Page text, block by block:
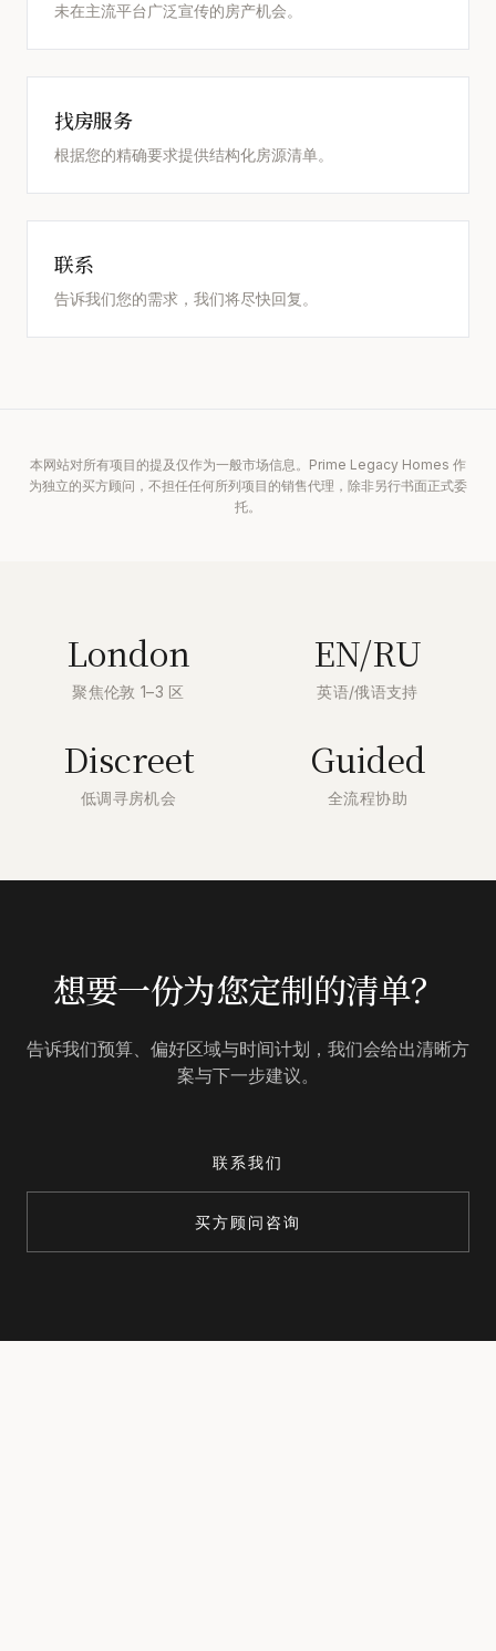
未在主流平台广泛宣传的房产机会。
找房服务
根据您的精确要求提供结构化房源清单。
联系
告诉我们您的需求，我们将尽快回复。
本网站对所有项目的提及仅作为一般市场信息。Prime Legacy Homes 作
为独立的买方顾问，不担任任何所列项目的销售代理，除非另行书面正式委
托。
London
聚焦伦敦 1–3 区
EN/RU
英语/俄语支持
Discreet
低调寻房机会
Guided
全流程协助
想要一份为您定制的清单？
告诉我们预算、偏好区域与时间计划，我们会给出清晰方
案与下一步建议。
联系我们
买方顾问咨询